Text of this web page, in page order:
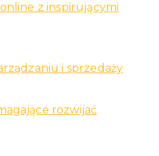
z inspirującymi
i sprzedaży
rozwijać